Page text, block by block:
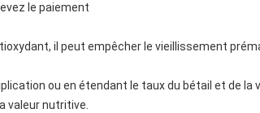
le paiement
il peut empêcher le vieillissement
ou en étendant le taux du bétail et de la
valeur nutritive.